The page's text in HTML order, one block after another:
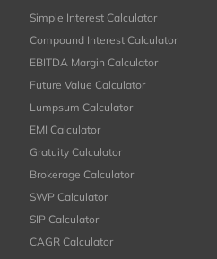
Simple Interest Calculator
Compound Interest Calculator
EBITDA Margin Calculator
Future Value Calculator
Lumpsum Calculator
EMI Calculator
Gratuity Calculator
Brokerage Calculator
SWP Calculator
SIP Calculator
CAGR Calculator